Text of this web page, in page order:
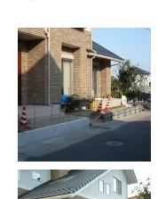
BLOG
CONTACT US